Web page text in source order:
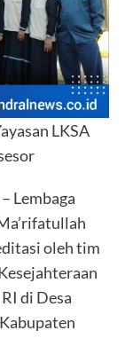
LKSA
Lembaga
oleh tim
di Desa